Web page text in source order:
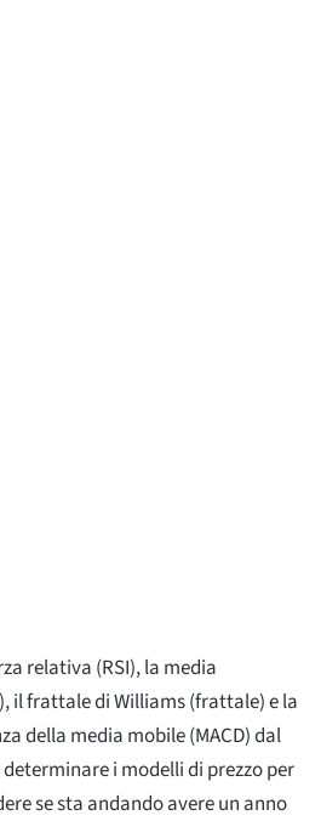
relativa (RSI), la media
il frattale di Williams (frattale) e la
della media mobile (MACD) dal
i modelli di prezzo per
se sta andando avere un anno